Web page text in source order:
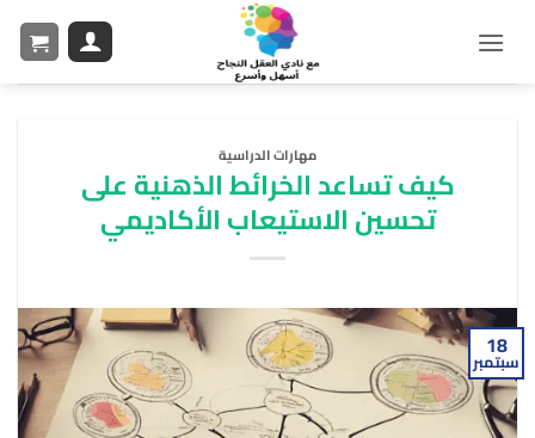
مهارات الدراسية
كيف تساعد الخرائط الذهنية على
تحسين الاستيعاب الأكاديمي
18
سبتمبر